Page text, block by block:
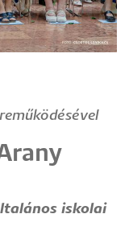
iskolai